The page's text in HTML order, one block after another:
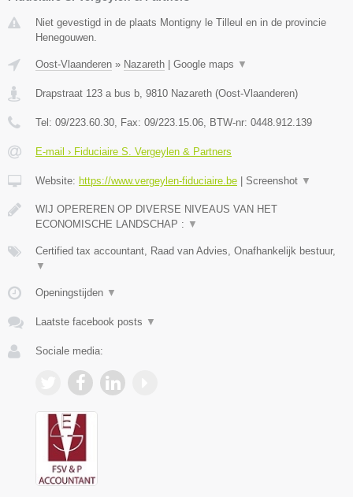
Niet gevestigd in de plaats Montigny le Tilleul en in de provincie
Henegouwen.
Oost-Vlaanderen » Nazareth Google maps ▼
Drapstraat 123 a bus b, 9810 Nazareth (Oost-Vlaanderen)
Tel: 09/223.60.30, Fax: 09/223.15.06, BTW-nr: 0448.912.139
E-mail › Fiduciaire S. Vergeylen & Partners
Website: https://www.vergeylen-fiduciaire.be Screenshot ▼
WIJ OPEREREN OP DIVERSE NIVEAUS VAN HET
ECONOMISCHE LANDSCHAP : ▼
Certified tax accountant, Raad van Advies, Onafhankelijk bestuur,
▼
Openingstijden ▼
Laatste facebook posts ▼
Sociale media: